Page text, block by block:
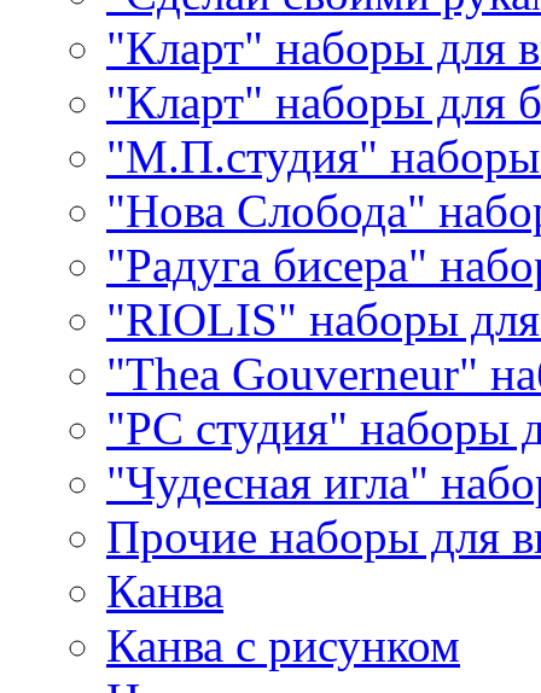
"Кларт" наборы для
"Кларт" наборы для
"М.П.студия"
"Нова Слобода"
"Радуга бисера"
"RIOLIS" наборы
"Thea Gouverneur"
"РС студия" наборы
"Чудесная игла"
Прочие наборы для
Канва
Канва с рисунком